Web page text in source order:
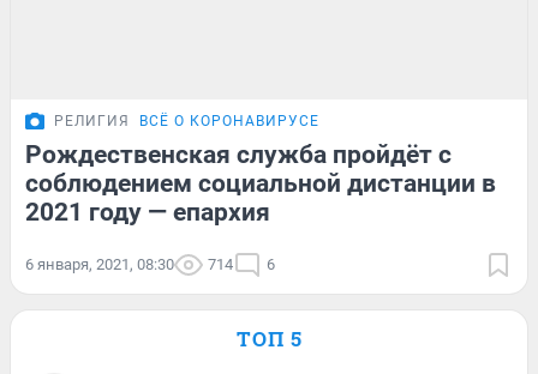
РЕЛИГИЯ ВСЁ О КОРОНАВИРУСЕ
Рождественская служба пройдёт с
соблюдением социальной дистанции в
2021 году — епархия
6 января, 2021, 08:30 714 6
ТОП 5